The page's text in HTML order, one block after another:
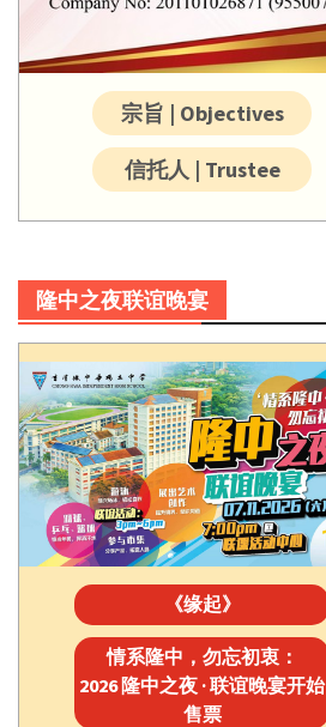
宗旨 | Objectives
信托人 | Trustee
隆中之夜联谊晚宴
《缘起》
情系隆中，勿忘初衷：
2026 隆中之夜 · 联谊晚宴开始
售票